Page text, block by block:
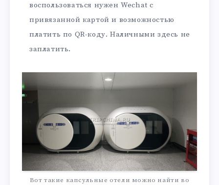
воспользоваться нужен Wechat с
привязанной картой и возможностью
платить по QR-коду. Наличными здесь не
заплатить.
Вот такие капсульные отели можно найти во